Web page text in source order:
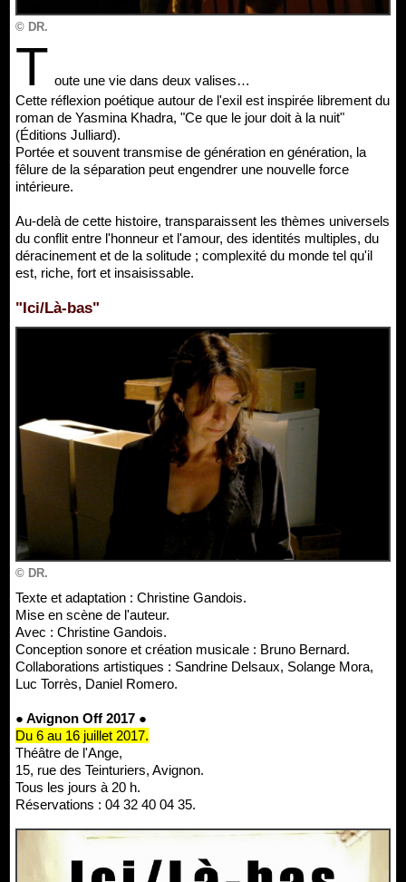
© DR.
T oute une vie dans deux valises…
Cette réflexion poétique autour de l'exil est inspirée librement du
roman de Yasmina Khadra, "Ce que le jour doit à la nuit"
(Éditions Julliard).
Portée et souvent transmise de génération en génération, la
fêlure de la séparation peut engendrer une nouvelle force
intérieure.
Au-delà de cette histoire, transparaissent les thèmes universels
du conflit entre l'honneur et l'amour, des identités multiples, du
déracinement et de la solitude ; complexité du monde tel qu'il
est, riche, fort et insaisissable.
"Ici/Là-bas"
© DR.
Texte et adaptation : Christine Gandois.
Mise en scène de l'auteur.
Avec : Christine Gandois.
Conception sonore et création musicale : Bruno Bernard.
Collaborations artistiques : Sandrine Delsaux, Solange Mora,
Luc Torrès, Daniel Romero.
● Avignon Off 2017 ●
Du 6 au 16 juillet 2017.
Théâtre de l'Ange,
15, rue des Teinturiers, Avignon.
Tous les jours à 20 h.
Réservations : 04 32 40 04 35.